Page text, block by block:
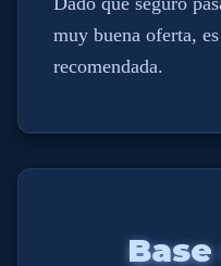
muy buena oferta,
recomendada.
Base